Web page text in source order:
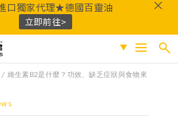
口獨家代理★德國百靈油
立即前往>
搜尋
維生素B2是什麼？功效、缺乏症狀與食物來